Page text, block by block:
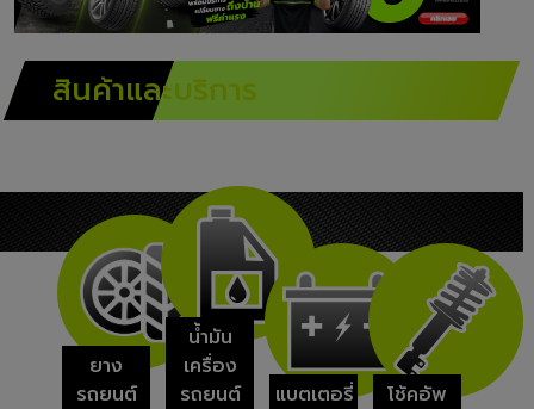
สินค้าและบริการ
ยาง
รถยนต์
น้ำมัน
เครื่อง
รถยนต์
แบตเตอรี่ โช้คอัพ